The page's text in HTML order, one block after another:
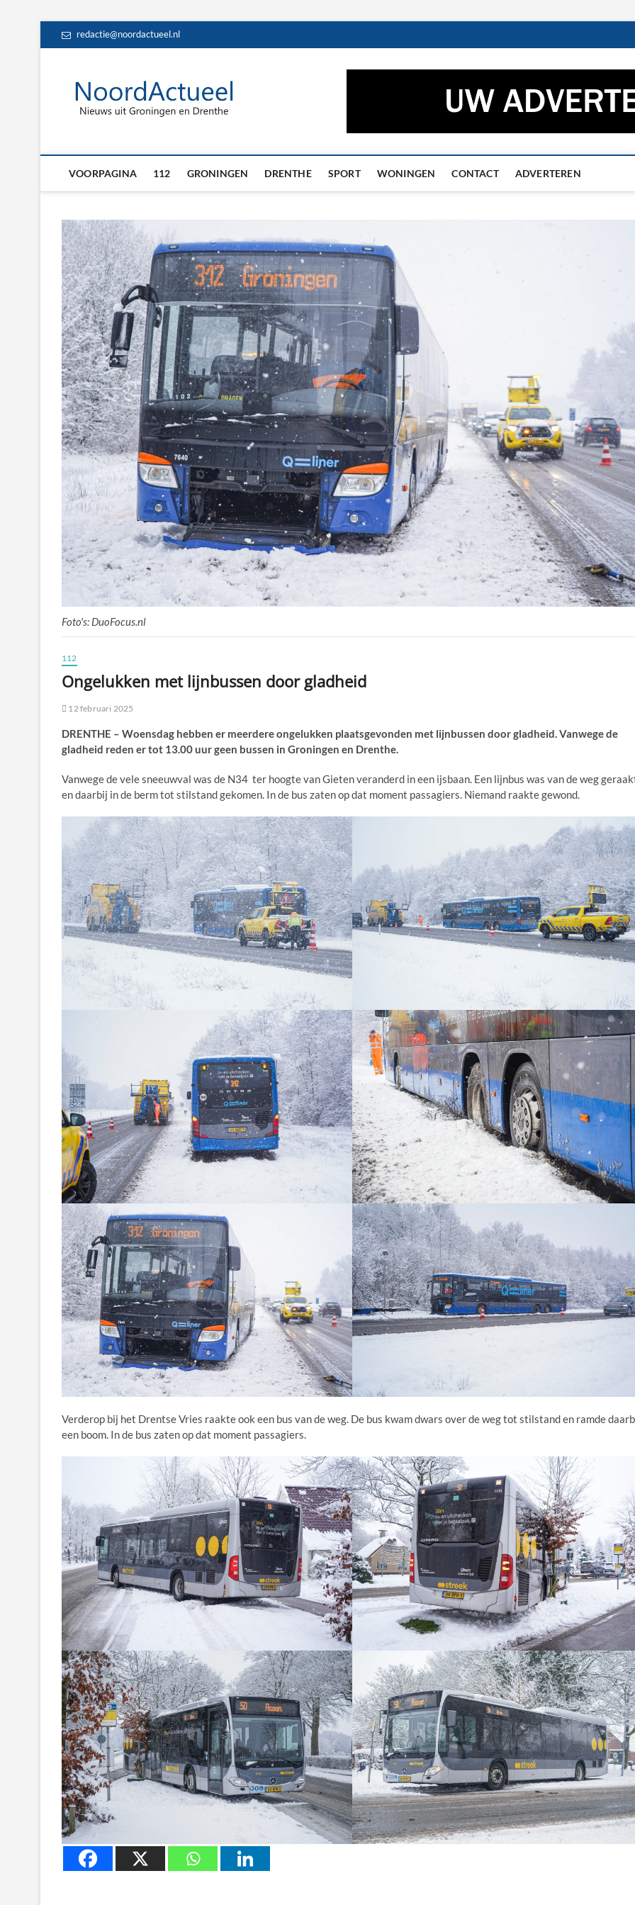
redactie@noordactueel.nl
NoordActueel – Het laatste
VOORPAGINA 112 GRONINGEN DRENTHE SPORT WONINGEN CONTACT ADVERTEREN
Foto's: DuoFocus.nl
112
Ongelukken met lijnbussen door gladheid
12 februari 2025
DRENTHE – Woensdag hebben er meerdere ongelukken plaatsgevonden met lijnbussen door gladheid. Vanwege de
gladheid reden er tot 13.00 uur geen bussen in Groningen en Drenthe.
Vanwege de vele sneeuwval was de N34 ter hoogte van Gieten veranderd in een ijsbaan. Een lijnbus was van de weg
en daarbij in de berm tot stilstand gekomen. In de bus zaten op dat moment passagiers. Niemand raakte gewond.
Verderop bij het Drentse Vries raakte ook een bus van de weg. De bus kwam dwars over de weg tot stilstand en ramde
een boom. In de bus zaten op dat moment passagiers.